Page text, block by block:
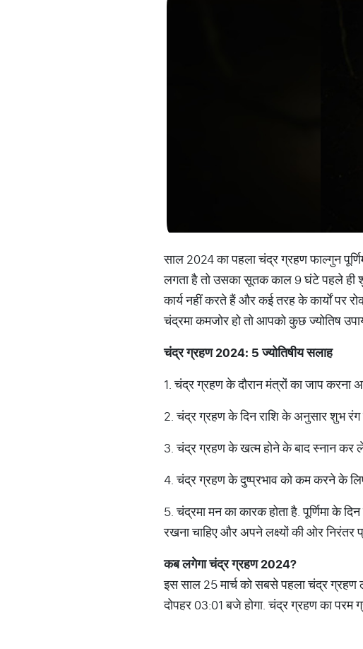
साल 2024 का पहला चंद्र ग्रहण फाल्गुन
लगता है तो उसका सूतक काल 9 घंटे पहले ही
कार्य नहीं करते हैं और कई तरह के कार्यों पर
चंद्रमा कमजोर हो तो आपको कुछ ज्योतिष
चंद्र ग्रहण 2024: 5 ज्योतिषीय सलाह
1. चंद्र ग्रहण के दौरान मंत्रों का जाप करना
2. चंद्र ग्रहण के दिन राशि के अनुसार शुभ रंग
3. चंद्र ग्रहण के खत्म होने के बाद स्नान कर
4. चंद्र ग्रहण के दुष्प्रभाव को कम करने के
5. चंद्रमा मन का कारक होता है. पूर्णिमा के
रखना चाहिए और अपने लक्ष्यों की ओर निरंतर
कबलगेगाचंद्रग्रहण2024?
इस साल 25 मार्च को सबसे पहला चंद्र ग्रहण
दोपहर 03:01 बजे होगा. चंद्र ग्रहण का